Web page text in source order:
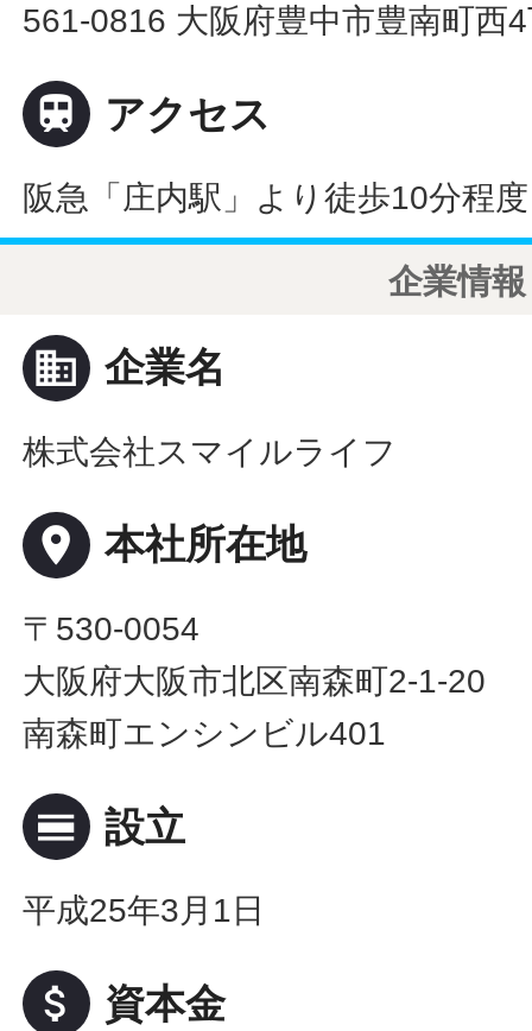
561-0816 大阪府豊中市豊南町西
 アクセス
阪急「庄内駅」より徒歩10分程度
企業情報
business 企業名
株式会社スマイルライフ
place 本社所在地
〒530-0054
大阪府大阪市北区南森町2-1-20
南森町エンシンビル401
calendar_view_day 設立
平成25年3月1日
attach_money 資本金